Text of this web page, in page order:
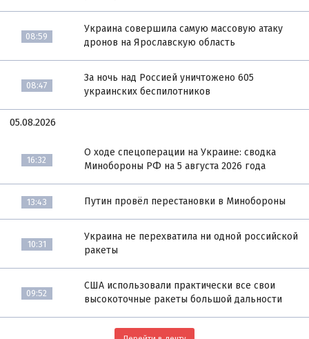
08:59
Украина совершила самую массовую атаку
дронов на Ярославскую область
08:47
За ночь над Россией уничтожено 605
украинских беспилотников
05.08.2026
16:32
О ходе спецоперации на Украине: сводка
Минобороны РФ на 5 августа 2026 года
13:43 Путин провёл перестановки в Минобороны
10:31
Украина не перехватила ни одной российской
ракеты
09:52
США использовали практически все свои
высокоточные ракеты большой дальности